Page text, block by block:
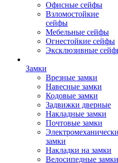
Офисные сейфы
Взломостойкие
сейфы
Мебельные сейфы
Огнестойкие сейфы
Эксклюзивные
Замки
Врезные замки
Навесные замки
Кодовые замки
Задвижки дверные
Накладные замки
Почтовые замки
замки
Накладки на замки
Велосипедные замки